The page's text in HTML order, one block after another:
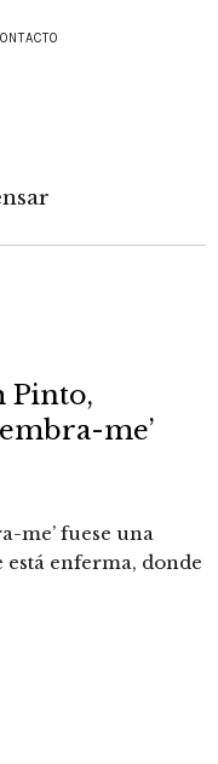
Pinto,
me’
me’ fuese una
enferma, donde